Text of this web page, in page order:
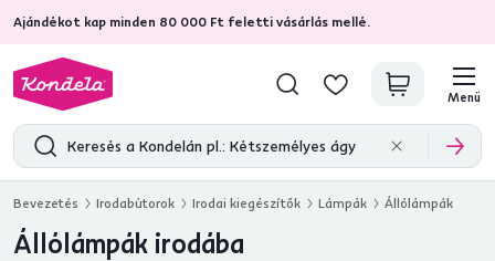
Ajándékot kap minden 80 000 Ft feletti vásárlás mellé.
4,7 31 157 ellenőrzött termékértékelések
Menü
Bevezetés Irodabútorok Irodai kiegészítők Lámpák Állólámpák
Állólámpák irodába